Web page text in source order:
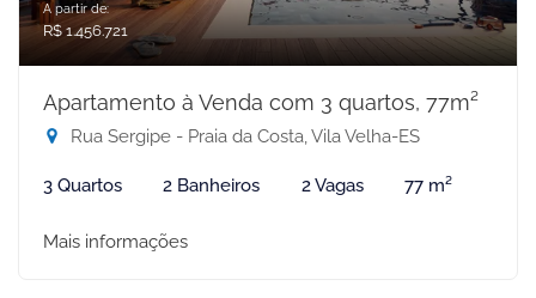
A partir de:
R$ 1.456.721
Apartamento à Venda com 3 quartos, 77m²
Rua Sergipe - Praia da Costa, Vila Velha-ES
3 Quartos 2 Banheiros 2 Vagas 77 m²
Mais informações